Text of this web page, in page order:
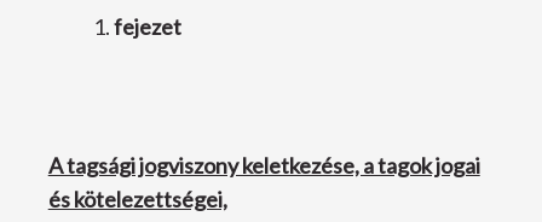
fejezet
A tagsági jogviszony keletkezése, a tagok jogai
és kötelezettségei,